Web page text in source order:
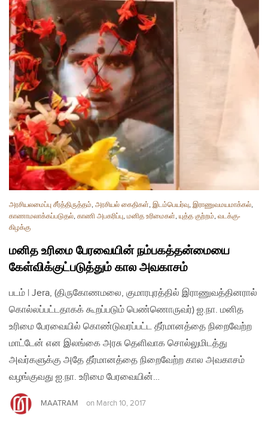
அரசியலமைப்பு சீர்த்திருத்தம், அரசியல் கைதிகள், இடம்பெயர்வு, இராணுவமயமாக்கல்,
காணாமலாக்கப்படுதல், காணி அபகரிப்பு, மனித உரிமைகள், யுத்த குற்றம், வடக்கு-
கிழக்கு
மனித உரிமை பேரவையின் நம்பகத்தன்மையை
கேள்விக்குட்படுத்தும் கால அவகாசம்
படம் | Jera, (திருகோணமலை, குமாரபுரத்தில் இராணுவத்தினரால்
கொல்லப்பட்டதாகக் கூறப்படும் பெண்ணொருவர்) ஐ.நா. மனித
உரிமை பேரவையில் கொண்டுவரப்பட்ட தீர்மானத்தை நிறைவேற்ற
மாட்டேன் என இலங்கை அரசு தெளிவாக சொல்லுமிடத்து
அவர்களுக்கு அதே தீர்மானத்தை நிறைவேற்ற கால அவகாசம்
வழங்குவது ஐ.நா. உரிமை பேரவையின்…
MAATRAM on March 10, 2017